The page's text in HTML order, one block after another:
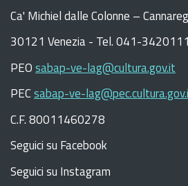
Ca' Michiel dalle Colonne –
30121 Venezia - Tel. 041-3420111
PEOsabap-ve-lag@cultura.gov.it
PECsabap-ve-
C.F. 80011460278
Seguici su Facebook
Seguici su Instagram